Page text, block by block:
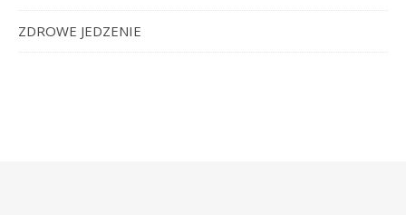
ZDROWE JEDZENIE